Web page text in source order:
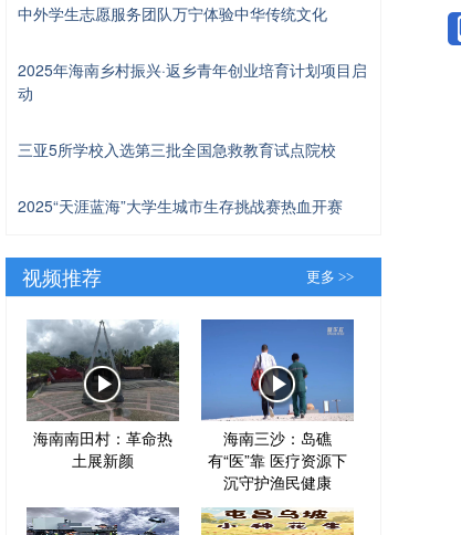
中外学生志愿服务团队万宁体验中华传统文化
2025年海南乡村振兴·返乡青年创业培育计划项目启
动
三亚5所学校入选第三批全国急救教育试点院校
2025“天涯蓝海”大学生城市生存挑战赛热血开赛
视频推荐 更多 >>
海南南田村：革命热
土展新颜
海南三沙：岛礁
有“医”靠 医疗资源下
沉守护渔民健康